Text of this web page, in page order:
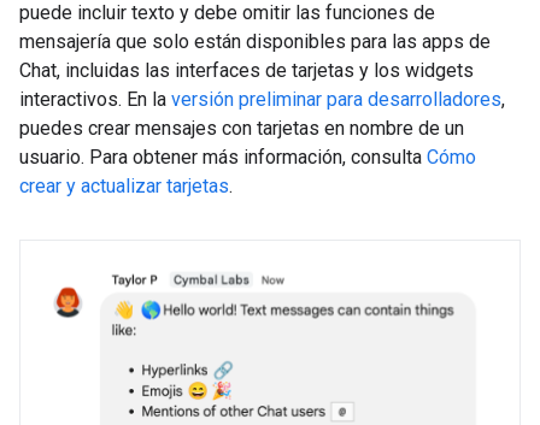
puede incluir texto y debe omitir las funciones de
mensajería que solo están disponibles para las apps de
Chat, incluidas las interfaces de tarjetas y los widgets
interactivos. En la versión preliminar para desarrolladores,
puedes crear mensajes con tarjetas en nombre de un
usuario. Para obtener más información, consulta Cómo
crear y actualizar tarjetas.